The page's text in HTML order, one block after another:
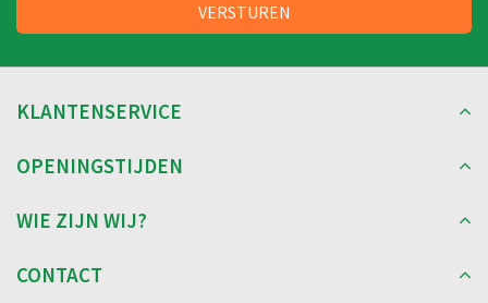
KLANTENSERVICE
OPENINGSTIJDEN
WIE ZIJN WIJ?
CONTACT